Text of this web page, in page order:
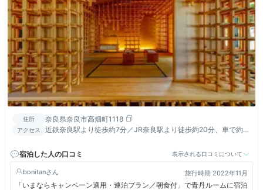
住所 奈良県奈良市高畑町1118
アクセス
近鉄奈良駅より徒歩約7分／JR奈良駅より徒歩約20分、車で約5
宿泊した人の口コミ
表示される口コミについて
bonitan 旅行時期 2022年11月
「いまならキャンペーン適用・連泊プラン／朝食付」で青丹ルームに宿泊